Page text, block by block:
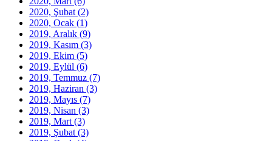
2020, Şubat (2)
2020, Ocak (1)
2019, Aralık (9)
2019, Kasım (3)
2019, Ekim (5)
2019, Eylül (6)
2019, Temmuz (7)
2019, Haziran (3)
2019, Mayıs (7)
2019, Nisan (3)
2019, Mart (3)
2019, Şubat (3)